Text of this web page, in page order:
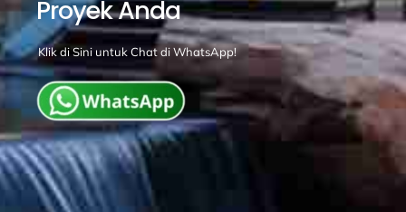
Proyek Anda
Klik di Sini untuk Chat di WhatsApp!